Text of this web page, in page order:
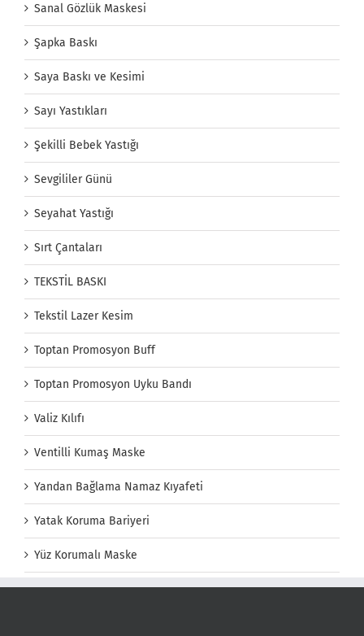
Sanal Gözlük Maskesi
Şapka Baskı
Saya Baskı ve Kesimi
Sayı Yastıkları
Şekilli Bebek Yastığı
Sevgililer Günü
Seyahat Yastığı
Sırt Çantaları
TEKSTİL BASKI
Tekstil Lazer Kesim
Toptan Promosyon Buff
Toptan Promosyon Uyku Bandı
Valiz Kılıfı
Ventilli Kumaş Maske
Yandan Bağlama Namaz Kıyafeti
Yatak Koruma Bariyeri
Yüz Korumalı Maske